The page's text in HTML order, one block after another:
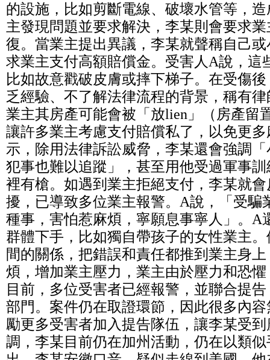
的設施，比如剪斷電線、破壞水管等，
主發現問題並要求解決，李某則會要求
復。當業主提出異議，李某就聲稱自己
求業主支付高額賠償金。受害人A說，這
比如故意戳破皮膚或摔下梯子。在受傷
乏經驗、不了解法律流程的背景，稱有
業主其房產可能會被「放lien」（房產留
讓許多業主考慮支付賠償私了，以免更
示，除用法律訴訟威脅，李某還會強調
犯事也難以追蹤」，甚至用他受過軍事
裡有槍。如遇到業主拒絕支付，李某就
擾，已導致多位業主報警。A說，「受騙
種事，害怕惹麻煩，寧願息事寧人」。A
群體下手，比如獨自帶孩子的女性業主
間的關係，把錯誤和責任都推到業主身
煩，增加業主壓力，業主由於壓力和恐
目前，多位受害者已經報警，並聯合提
部門。案件仍在取證環節，因此很多內
勵更多受害者加入提告隊伍，讓李某受
調，李某目前仍在加州活動，仍在以類